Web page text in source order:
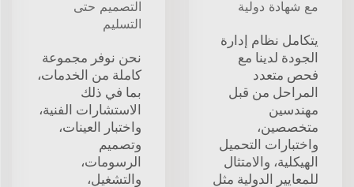
مع شهادة دولية
يتكامل نظام إدارة
الجودة لدينا مع
فحص متعدد
المراحل من قبل
مهندسين
متخصصين،
واختبارات التحميل
الهيكلية، والامتثال
للمعايير الدولية مثل
التصميم حتى
التسليم
نحن نوفر مجموعة
كاملة من الخدمات،
بما في ذلك
الاستشارات الفنية،
واختبار العينات،
وتصميم
الرسومات،
والتشغيل،